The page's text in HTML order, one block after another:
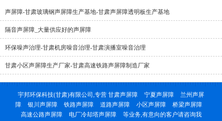
声屏障-甘肃玻璃钢声屏障生产基地-甘肃声屏障透明板生产基地
隔音声屏障_大量供应好的声屏障
环保噪声治理-甘肃机房噪音治理-甘肃演播室噪音治理
甘肃小区声屏障生产厂家-甘肃高速铁路声屏障制造厂家
宇邦环保科技(甘肃)有限公司,专营 甘肃声屏障 宁夏声屏障
兰州声屏
障
银川声屏障 铁路声屏障 道路声屏障 小区声屏障
桥梁声屏障
高速公路声屏障
电厂冷却塔声屏障
等业务,有意向的客户请咨询我